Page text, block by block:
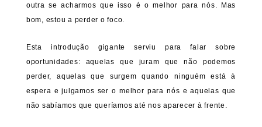
outra se acharmos que isso é o melhor para nós. Mas
bom, estou a perder o foco.
Esta introdução gigante serviu para falar sobre
oportunidades: aquelas que juram que não podemos
perder, aquelas que surgem quando ninguém está à
espera e julgamos ser o melhor para nós e aquelas que
não sabíamos que queríamos até nos aparecer à frente.